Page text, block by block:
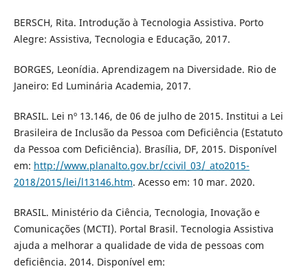
BERSCH, Rita. Introdução à Tecnologia Assistiva. Porto
Alegre: Assistiva, Tecnologia e Educação, 2017.
BORGES, Leonídia. Aprendizagem na Diversidade. Rio de
Janeiro: Ed Luminária Academia, 2017.
BRASIL. Lei nº 13.146, de 06 de julho de 2015. Institui a Lei
Brasileira de Inclusão da Pessoa com Deficiência (Estatuto
da Pessoa com Deficiência). Brasília, DF, 2015. Disponível
em: http://www.planalto.gov.br/ccivil_03/_ato2015-
2018/2015/lei/l13146.htm. Acesso em: 10 mar. 2020.
BRASIL. Ministério da Ciência, Tecnologia, Inovação e
Comunicações (MCTI). Portal Brasil. Tecnologia Assistiva
ajuda a melhorar a qualidade de vida de pessoas com
deficiência. 2014. Disponível em: